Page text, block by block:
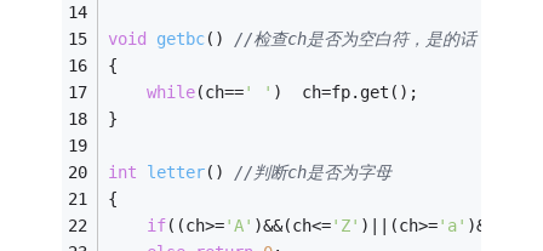
void getbc()
//检查ch是否为空白符，是的话，继续
{
while(ch==' '
)	ch=fp.get();
}
int letter()
//判断ch是否为字母
{
if((ch>='A' )&&(ch<='Z' )||(ch>='a'